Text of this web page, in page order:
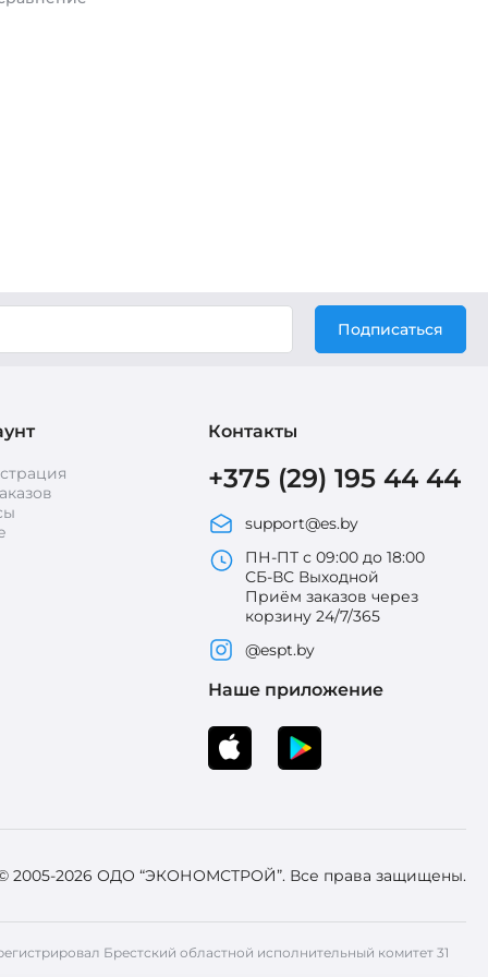
Подписаться
Контакты
+375 (29) 195 44 44
support@es.by
ПН-ПТ с 09:00 до 18:00
СБ-ВС Выходной
Приём заказов через
корзину 24/7/365
@espt.by
Наше приложение
2005-2026 ОДО “ЭКОНОМСТРОЙ”. Все права защищены.
Брестский областной исполнительный комитет 31